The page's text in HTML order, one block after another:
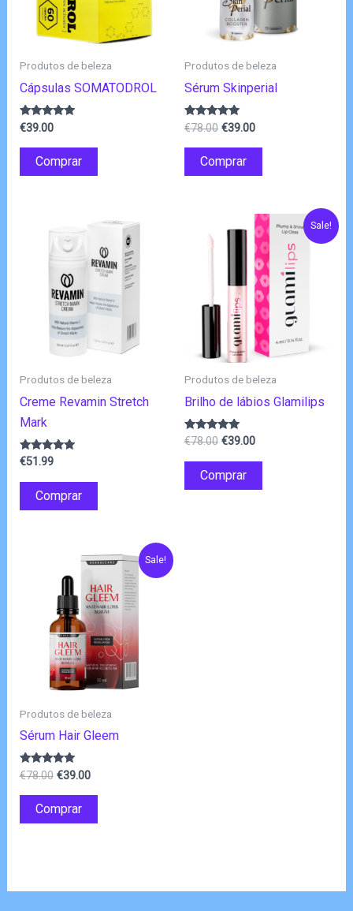
Produtos de beleza
Cápsulas SOMATODROL
Avaliação
de 5
€39.00
Comprar
Produtos de beleza
Sérum Skinperial
Avaliação
de 5
€78.00 O
original
era:
€39.00O
Comprar
Produtos de beleza
Creme Revamin Stretch
Mark
Avaliação
de 5
€51.99
Comprar
Sale!
Produtos de beleza
Brilho de lábios Glamilips
Avaliação
de 5
€78.00 O
era:
€39.00O
Comprar
Sale!
Produtos de beleza
Sérum Hair Gleem
Avaliação
de 5
€78.00 O
original
era:
€39.00O
Comprar